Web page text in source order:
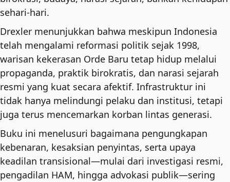
sehari-hari.
Drexler menunjukkan bahwa meskipun Indonesia
telah mengalami reformasi politik sejak 1998,
warisan kekerasan Orde Baru tetap hidup melalui
propaganda, praktik birokratis, dan narasi sejarah
resmi yang kuat secara afektif. Infrastruktur ini
tidak hanya melindungi pelaku dan institusi, tetapi
juga terus mencemarkan korban lintas generasi.
Buku ini menelusuri bagaimana pengungkapan
kebenaran, kesaksian penyintas, serta upaya
keadilan transisional—mulai dari investigasi resmi,
pengadilan HAM, hingga advokasi publik—sering